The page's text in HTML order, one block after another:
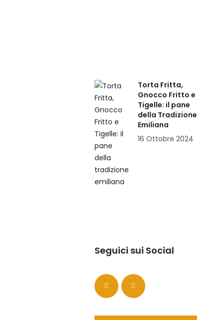
Torta Fritta,
Gnocco Fritto e
Tigelle: il pane
della Tradizione
Emiliana
16 Ottobre 2024
Seguici sui Social